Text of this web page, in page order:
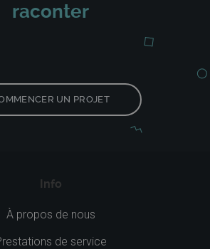
raconter
UN PROJET
Info
À propos de nous
de service